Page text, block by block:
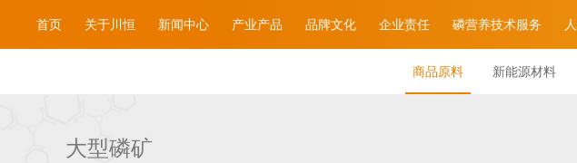
首页 关于川恒 新闻中心 产业产品 品牌文化 企业责任 磷营养技术服务
商品原料 新能源材料
大型磷矿